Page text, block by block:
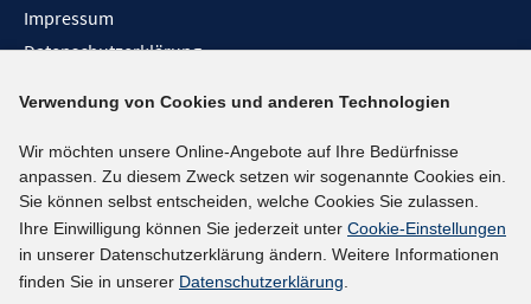
Impressum
Datenschutzerklärung
Barrieren melden
Social-Media-Kanäle
BlueSky
YouTube
LinkedIn
Verwendung von Cookies und anderen Technologien
Wir möchten unsere Online-Angebote auf Ihre Bedürfnisse
anpassen. Zu diesem Zweck setzen wir sogenannte Cookies ein.
Sie können selbst entscheiden, welche Cookies Sie zulassen.
Ihre Einwilligung können Sie jederzeit unter Cookie-Einstellungen
in unserer Datenschutzerklärung ändern. Weitere Informationen
finden Sie in unserer Datenschutzerklärung.